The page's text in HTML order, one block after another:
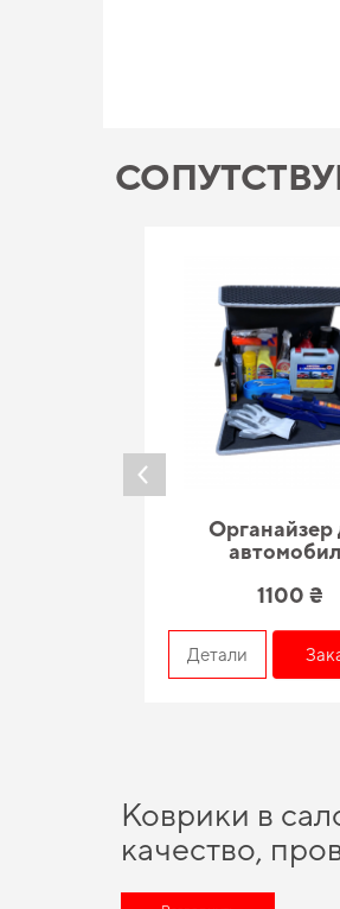
Органайзер
1100 ₴
Детали
Коврики в
качество,
Выбирая нас, вы получаете